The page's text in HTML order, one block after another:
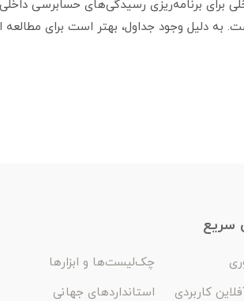
برای برنامه‌ریزی رسیدگی‌های حسابرسی
دلیل وجود جداول، بهتر است برای مطالعه
سریع
چک‌لیست‌ها و ابزارها
کاربردی
استانداردهای جهانی